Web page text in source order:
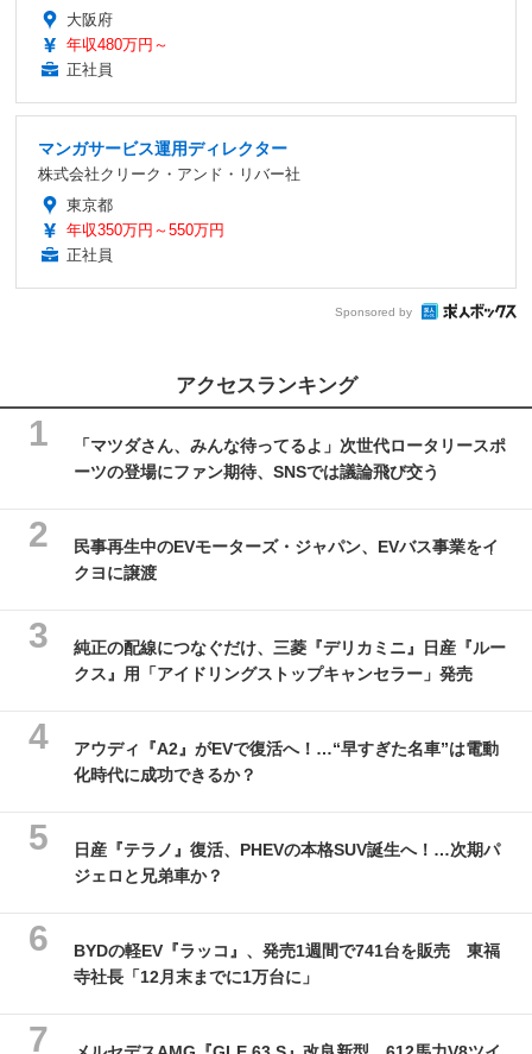
大阪府
年収480万円～
正社員
マンガサービス運用ディレクター
株式会社クリーク・アンド・リバー社
東京都
年収350万円～550万円
正社員
Sponsored by
アクセスランキング
「マツダさん、みんな待ってるよ」次世代ロータリースポ
ーツの登場にファン期待、SNSでは議論飛び交う
民事再生中のEVモーターズ・ジャパン、EVバス事業をイ
クヨに譲渡
純正の配線につなぐだけ、三菱『デリカミニ』日産『ルー
クス』用「アイドリングストップキャンセラー」発売
アウディ『A2』がEVで復活へ！…“早すぎた名車”は電動
化時代に成功できるか？
日産『テラノ』復活、PHEVの本格SUV誕生へ！…次期パ
ジェロと兄弟車か？
BYDの軽EV『ラッコ』、発売1週間で741台を販売 東福
寺社長「12月末までに1万台に」